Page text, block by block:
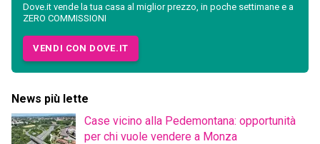
Dove.it vende la tua casa al miglior prezzo, in poche settimane e a
ZERO COMMISSIONI
VENDI CON DOVE.IT
News più lette
Case vicino alla Pedemontana: opportunità
per chi vuole vendere a Monza